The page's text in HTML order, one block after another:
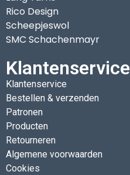
Rico Design
Scheepjeswol
SMC Schachenmayr
Klantenservice
Klantenservice
Bestellen & verzenden
Patronen
Producten
Retourneren
Algemene voorwaarden
Cookies